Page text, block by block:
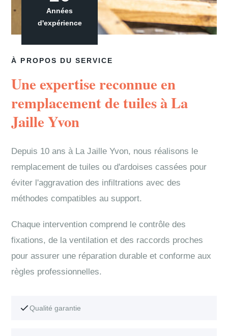
À PROPOS DU SERVICE
Une expertise reconnue en
remplacement de tuiles à La
Jaille Yvon
Depuis 10 ans à La Jaille Yvon, nous réalisons le
remplacement de tuiles ou d'ardoises cassées pour
éviter l'aggravation des infiltrations avec des
méthodes compatibles au support.
Chaque intervention comprend le contrôle des
fixations, de la ventilation et des raccords proches
pour assurer une réparation durable et conforme aux
règles professionnelles.
Qualité garantie
Années
d'expérience